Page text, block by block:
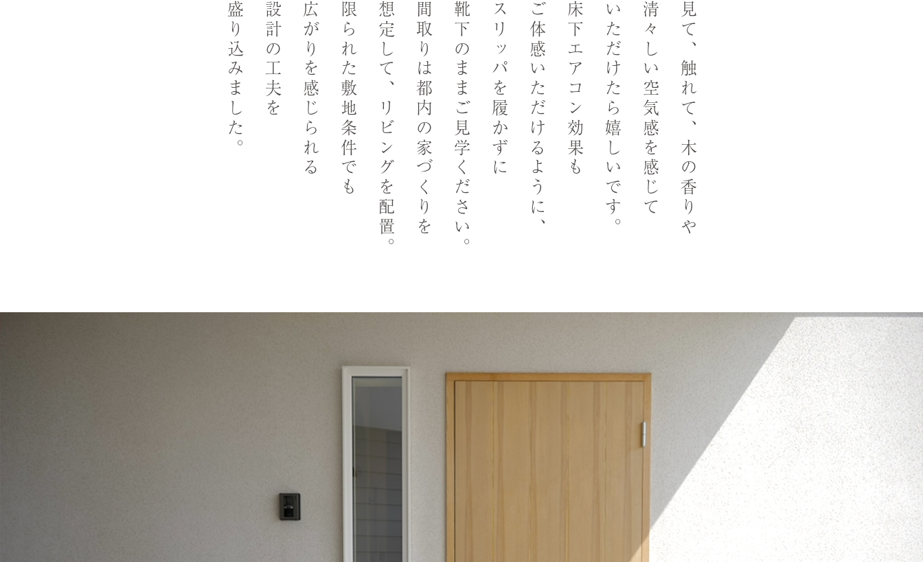
見て、触れて、木の香りや
清々しい空気感を感じて
いただけたら嬉しいです。
床下エアコン効果も
ご体感いただけるように、
スリッパを履かずに
靴下のままご見学ください。
間取りは都内の家づくりを
想定して、リビングを配置。
限られた敷地条件でも
広がりを感じられる
設計の工夫を
盛り込みました。